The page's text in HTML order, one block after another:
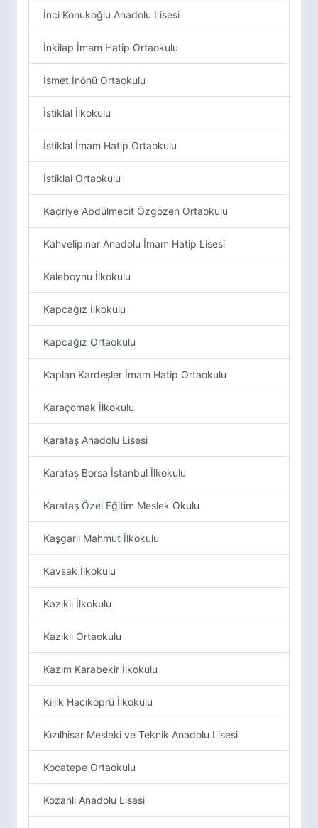
İnci Konukoğlu Anadolu Lisesi
İnkilap İmam Hatip Ortaokulu
İsmet İnönü Ortaokulu
İstiklal İlkokulu
İstiklal İmam Hatip Ortaokulu
İstiklal Ortaokulu
Kadriye Abdülmecit Özgözen Ortaokulu
Kahvelipınar Anadolu İmam Hatip Lisesi
Kaleboynu İlkokulu
Kapcağız İlkokulu
Kapcağız Ortaokulu
Kaplan Kardeşler İmam Hatip Ortaokulu
Karaçomak İlkokulu
Karataş Anadolu Lisesi
Karataş Borsa İstanbul İlkokulu
Karataş Özel Eğitim Meslek Okulu
Kaşgarlı Mahmut İlkokulu
Kavsak İlkokulu
Kazıklı İlkokulu
Kazıklı Ortaokulu
Kazım Karabekir İlkokulu
Killik Hacıköprü İlkokulu
Kızılhisar Mesleki ve Teknik Anadolu Lisesi
Kocatepe Ortaokulu
Kozanlı Anadolu Lisesi